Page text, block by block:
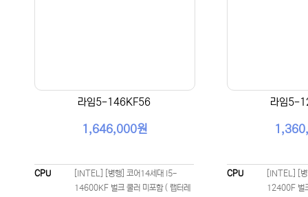
라임5-146KF56
1,646,000원
CPU
[INTEL] [병행] 코어14세대 I5-
14600KF 벌크 쿨러 미포함 ( 랩터레
라임5-
CPU
[INTEL] [
12400F 벌